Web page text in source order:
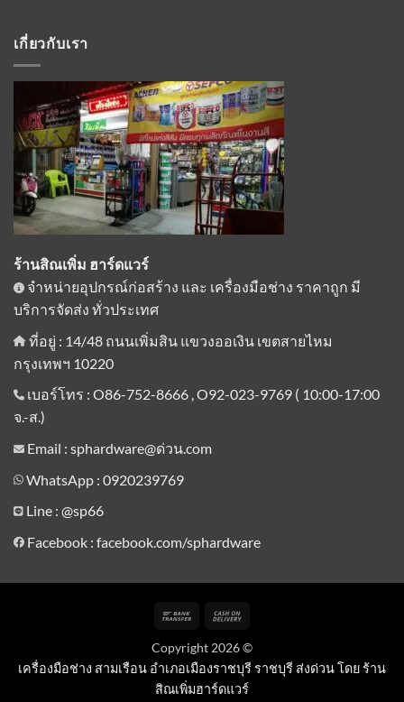
เกี่ยวกับเรา
ร้านสิณเพิ่ม ฮาร์ดแวร์
จำหน่ายอุปกรณ์ก่อสร้าง และ เครื่องมือช่าง ราคาถูก มี
บริการจัดส่ง ทั่วประเทศ
ที่อยู่ : 14/48 ถนนเพิ่มสิน แขวงออเงิน เขตสายไหม
กรุงเทพฯ 10220
เบอร์โทร : O86-752-8666 , O92-023-9769 ( 10:00-17:00
จ.-ส.)
Email : sphardware@ด่วน.com
WhatsApp : 0920239769
Line : @sp66
Facebook : facebook.com/sphardware
Bank
Delivery
Copyright 2026 ©
เครื่องมือช่าง สามเรือน อำเภอเมืองราชบุรี ราชบุรี ส่งด่วน โดย ร้าน
สิณเพิ่มฮาร์ดแวร์